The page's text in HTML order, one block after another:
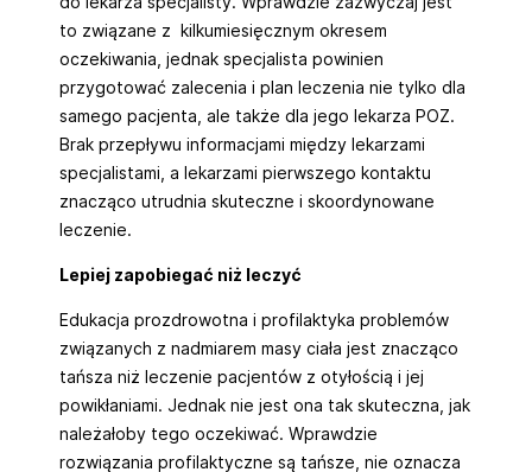
to związane z kilkumiesięcznym okresem
oczekiwania, jednak specjalista powinien
przygotować zalecenia i plan leczenia nie tylko dla
samego pacjenta, ale także dla jego lekarza POZ.
Brak przepływu informacjami między lekarzami
specjalistami, a lekarzami pierwszego kontaktu
znacząco utrudnia skuteczne i skoordynowane
leczenie.
Lepiej zapobiegać niż leczyć
Edukacja prozdrowotna i profilaktyka problemów
związanych z nadmiarem masy ciała jest znacząco
tańsza niż leczenie pacjentów z otyłością i jej
powikłaniami. Jednak nie jest ona tak skuteczna, jak
należałoby tego oczekiwać. Wprawdzie
rozwiązania profilaktyczne są tańsze, nie oznacza